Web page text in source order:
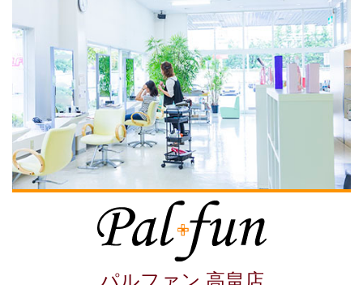
パルファン 高畠店